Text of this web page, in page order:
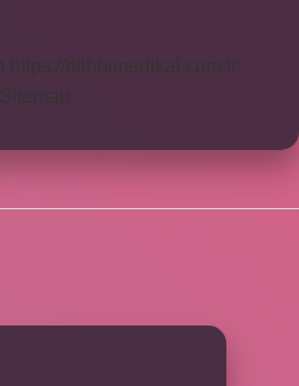
https://btibbimedikal.com.tr
Sitemap